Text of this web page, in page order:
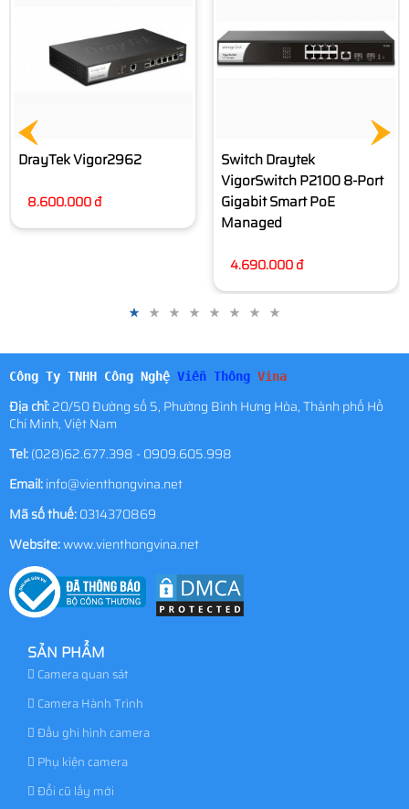
Switch Draytek
Gigabit Smart PoE
Managed
DrayTek Vigor3900
18.650.000 đ
Công Ty TNHH Công Nghệ Viễn Thông Vina
Địa chỉ:20/50 Đường số 5, Phường Bình Hưng Hòa, Thành phố Hồ
Chí Minh, Việt Nam
Tel:(028)62.677.398 - 0909.605.998
Email:info@vienthongvina.net
Mã số thuế:0314370869
Website:www.vienthongvina.net
SẢN PHẨM
Camera quan sát
Camera Hành Trình
Đầu ghi hình camera
Phụ kiện camera
Đổi cũ lấy mới